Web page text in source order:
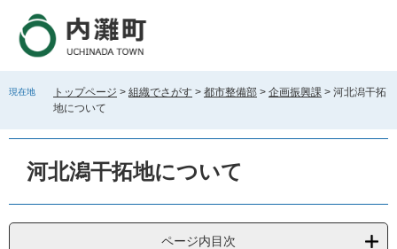
す
し
現在地 トップページ > 組織でさがす > 都市整備部 > 企画振興課 > 河北潟干拓
地について
河北潟干拓地について
ページ内目次